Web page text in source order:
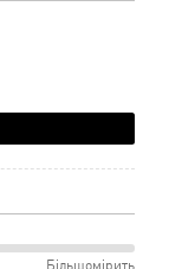
Більшомірить